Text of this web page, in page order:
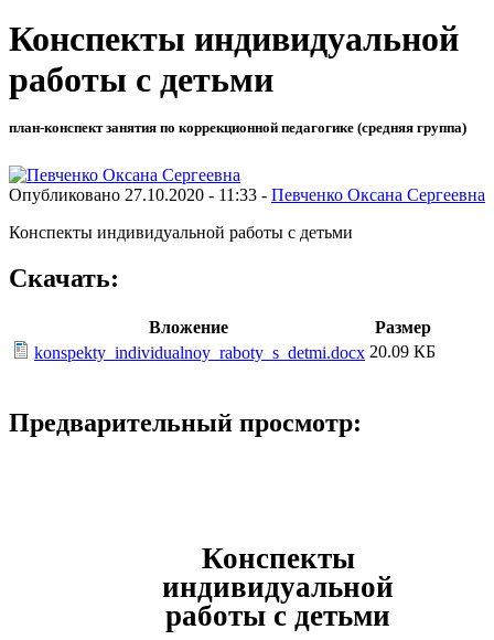
Конспекты индивидуальной
работы с детьми
план-конспект занятия по коррекционной педагогике (средняя группа)
Опубликовано 27.10.2020 - 11:33 - Певченко Оксана Сергеевна
Конспекты индивидуальной работы с детьми
Скачать:
Вложение
Размер
konspekty_individualnoy_raboty_s_detmi.docx 20.09 КБ
Предварительный просмотр:
Конспекты
индивидуальной
работы с детьми